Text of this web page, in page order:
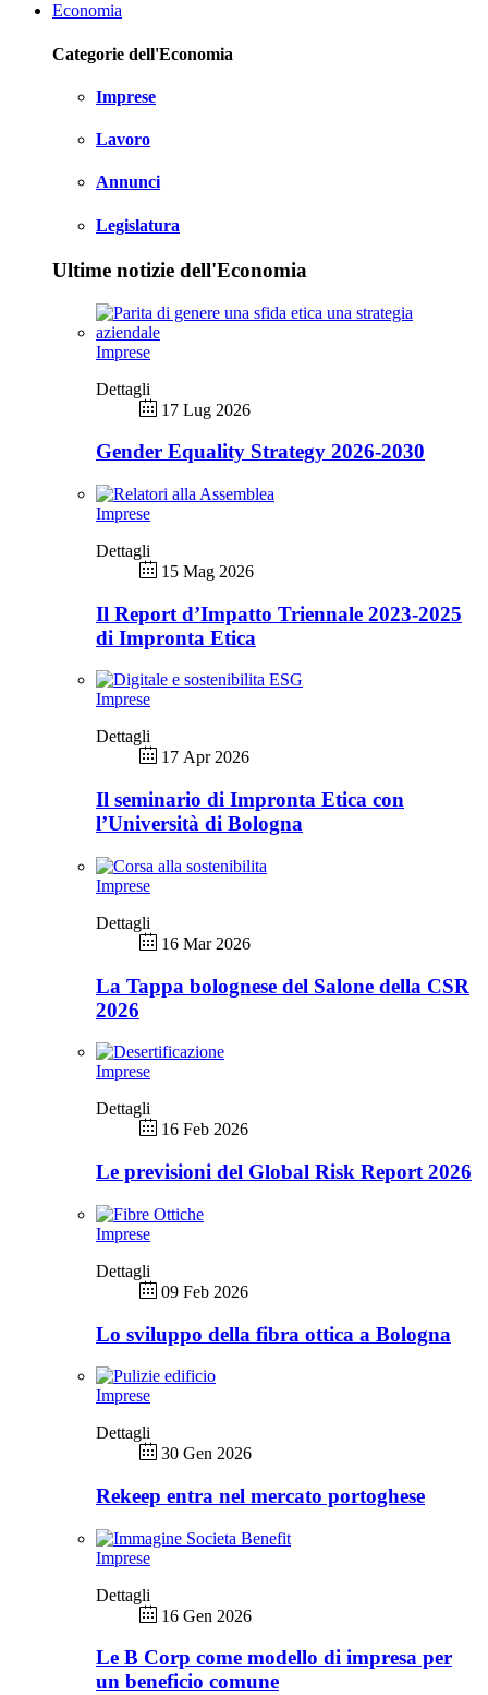
Economia
Categorie dell'Economia
Imprese
Lavoro
Annunci
Legislatura
Ultime notizie dell'Economia
Imprese
Dettagli
17 Lug 2026
Gender Equality Strategy 2026-2030
Imprese
Dettagli
15 Mag 2026
Il Report d’Impatto Triennale 2023-2025
di Impronta Etica
Imprese
Dettagli
17 Apr 2026
Il seminario di Impronta Etica con
l’Università di Bologna
Imprese
Dettagli
16 Mar 2026
La Tappa bolognese del Salone della CSR
2026
Imprese
Dettagli
16 Feb 2026
Le previsioni del Global Risk Report 2026
Imprese
Dettagli
09 Feb 2026
Lo sviluppo della fibra ottica a Bologna
Imprese
Dettagli
30 Gen 2026
Rekeep entra nel mercato portoghese
Imprese
Dettagli
16 Gen 2026
Le B Corp come modello di impresa per
un beneficio comune